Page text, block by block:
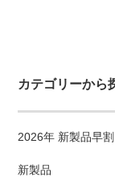
カテゴリーから
2026年 新製品早割
新製品